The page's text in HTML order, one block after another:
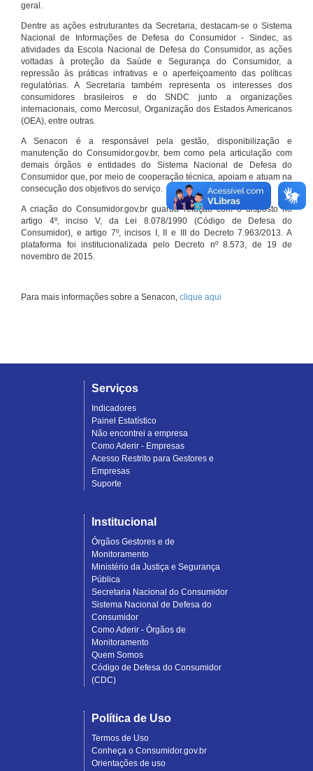
geral.
Dentre as ações estruturantes da Secretaria, destacam-se o Sistema
Nacional de Informações de Defesa do Consumidor - Sindec, as
atividades da Escola Nacional de Defesa do Consumidor, as ações
voltadas à proteção da Saúde e Segurança do Consumidor, a
repressão às práticas infrativas e o aperfeiçoamento das políticas
regulatórias. A Secretaria também representa os interesses dos
consumidores brasileiros e do SNDC junto a organizações
internacionais, como Mercosul, Organização dos Estados Americanos
(OEA), entre outras.
A Senacon é a responsável pela gestão, disponibilização e
manutenção do Consumidor.gov.br, bem como pela articulação com
demais órgãos e entidades do Sistema Nacional de Defesa do
Consumidor que, por meio de cooperação técnica, apoiam e atuam na
consecução dos objetivos do serviço.
A criação do Consumidor.gov.br guarda relação com o disposto no
artigo 4º, inciso V, da Lei 8.078/1990 (Código de Defesa do
Consumidor), e artigo 7º, incisos I, II e III do Decreto 7.963/2013. A
plataforma foi institucionalizada pelo Decreto nº 8.573, de 19 de
novembro de 2015.
Para mais informações sobre a Senacon, clique aqui
Serviços
Indicadores
Painel Estatístico
Não encontrei a empresa
Como Aderir - Empresas
Acesso Restrito para Gestores e
Empresas
Suporte
Institucional
Órgãos Gestores e de
Monitoramento
Ministério da Justiça e Segurança
Pública
Secretaria Nacional do Consumidor
Sistema Nacional de Defesa do
Consumidor
Como Aderir - Órgãos de
Monitoramento
Quem Somos
Código de Defesa do Consumidor
(CDC)
Política de Uso
Termos de Uso
Conheça o Consumidor.gov.br
Orientações de uso